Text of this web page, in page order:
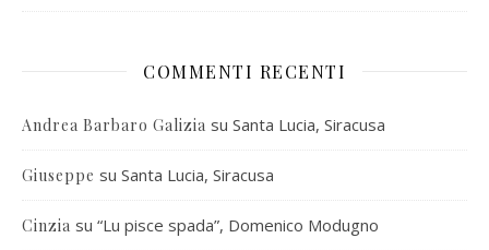
COMMENTI RECENTI
Andrea Barbaro Galizia su Santa Lucia, Siracusa
Giuseppe su Santa Lucia, Siracusa
Cinzia su “Lu pisce spada”, Domenico Modugno